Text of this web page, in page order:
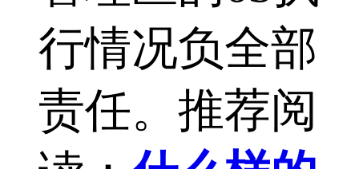
行情况负全部
责任。推荐阅